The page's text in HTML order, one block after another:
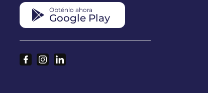
Obténlo ahora
Google Play